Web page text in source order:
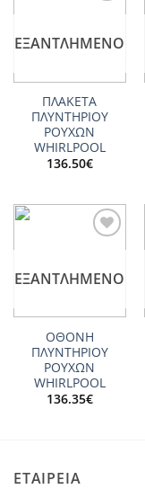
ΕΞΑΝΤΛΗΜΈΝΟ
ΠΛΑΚΕΤΑ
ΠΛΥΝΤΗΡΙΟΥ
ΡΟΥΧΩΝ
WHIRLPOOL
136.50€
ΕΞΑΝΤΛΗΜΈΝΟ
ΟΘΟΝΗ
ΠΛΥΝΤΗΡΙΟΥ
ΡΟΥΧΩΝ
WHIRLPOOL
136.35€
ΕΤΑΙΡΕΙΑ